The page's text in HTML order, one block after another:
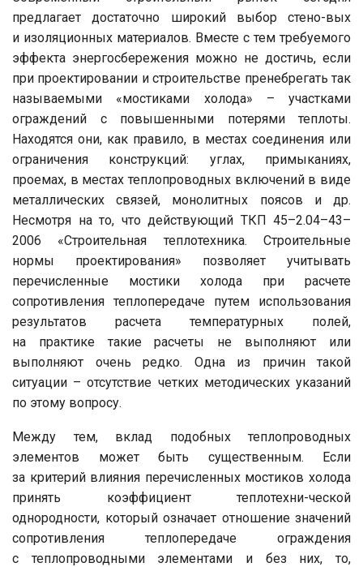
предлагает достаточно широкий выбор стено-вых
и изоляционных материалов. Вместе с тем требуемого
эффекта энергосбережения можно не достичь, если
при проектировании и строительстве пренебрегать так
называемыми «мостиками холода» – участками
ограждений с повышенными потерями теплоты.
Находятся они, как правило, в местах соединения или
ограничения конструкций: углах, примыканиях,
проемах, в местах теплопроводных включений в виде
металлических связей, монолитных поясов и др.
Несмотря на то, что действующий ТКП 45–2.04–43–
2006 «Строительная теплотехника. Строительные
нормы проектирования» позволяет учитывать
перечисленные мостики холода при расчете
сопротивления теплопередаче путем использования
результатов расчета температурных полей,
на практике такие расчеты не выполняют или
выполняют очень редко. Одна из причин такой
ситуации – отсутствие четких методических указаний
по этому вопросу.
Между тем, вклад подобных теплопроводных
элементов может быть существенным. Если
за критерий влияния перечисленных мостиков холода
принять коэффициент теплотехни-ческой
однородности, который означает отношение значений
сопротивления теплопередаче ограждения
с теплопроводными элементами и без них, то,